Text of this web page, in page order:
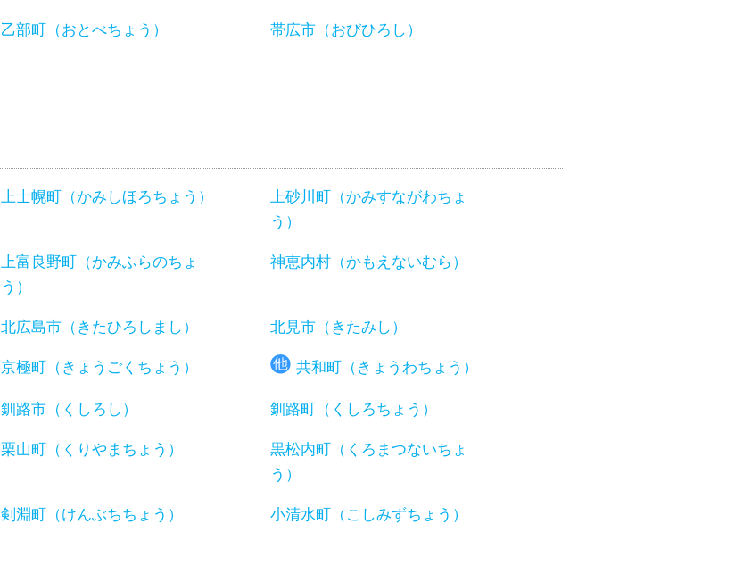
乙部町（おとべちょう） 帯広市（おびひろし）
上士幌町（かみしほろちょう）
上砂川町（かみすながわちょ
う）
上富良野町（かみふらのちょ
う）
神恵内村（かもえないむら）
北広島市（きたひろしまし） 北見市（きたみし）
京極町（きょうごくちょう） 共和町（きょうわちょう）
釧路市（くしろし） 釧路町（くしろちょう）
栗山町（くりやまちょう）
黒松内町（くろまつないちょ
う）
剣淵町（けんぶちちょう） 小清水町（こしみずちょう）